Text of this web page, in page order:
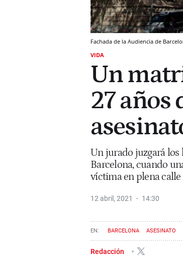
Fachada de la Audiencia de
VIDA
Un
27 años
Un jurado juzgará los
Barcelona, cuando
víctima en plena calle
12 abril, 2021 14:30
BARCELONA ASESINATO
Redacción